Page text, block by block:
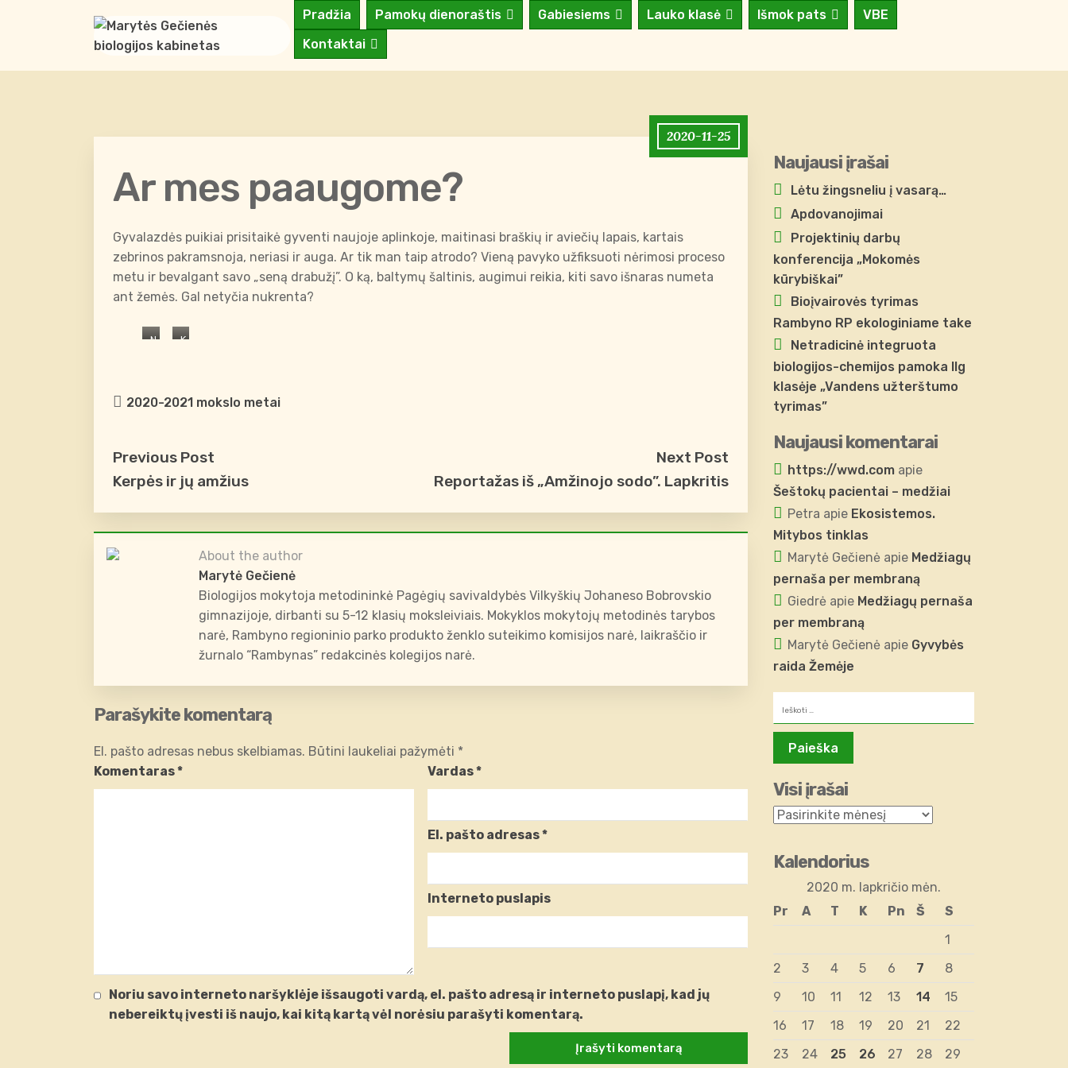
Pradžia Pamokų dienoraštis Gabiesiems Lauko klasė Išmok pats
VBE
Kontaktai
2020-11-25
Ar mes paaugome?
Gyvalazdės puikiai prisitaikė gyventi naujoje aplinkoje, maitinasi braškių ir aviečių lapais, kartais
zebrinos pakramsnoja, neriasi ir auga. Ar tik man taip atrodo? Vieną pavyko užfiksuoti nėrimosi proceso
metu ir bevalgant savo „seną drabužį”. O ką, baltymų šaltinis, augimui reikia, kiti savo išnaras numeta
ant žemės. Gal netyčia nukrenta?
Nėrimasis Kūnas 5 cm ilgio.
2020-2021 mokslo metai
Previous Post
Kerpės ir jų amžius
Next Post
Reportažas iš „Amžinojo sodo”. Lapkritis
About the author
Marytė Gečienė
Biologijos mokytoja metodininkė Pagėgių savivaldybės Vilkyškių Johaneso Bobrovskio
gimnazijoje, dirbanti su 5-12 klasių moksleiviais. Mokyklos mokytojų metodinės tarybos
narė, Rambyno regioninio parko produkto ženklo suteikimo komisijos narė, laikraščio ir
žurnalo “Rambynas” redakcinės kolegijos narė.
Parašykite komentarą
El. pašto adresas nebus skelbiamas. Būtini laukeliai pažymėti *
Komentaras* Vardas*
El. pašto adresas*
Interneto puslapis
Noriu savo interneto naršyklėje išsaugoti vardą, el. pašto adresą ir interneto puslapį, kad jų
nebereiktų įvesti iš naujo, kai kitą kartą vėl norėsiu parašyti komentarą.
Naujausi įrašai
Lėtu žingsneliu į vasarą…
Apdovanojimai
Projektinių darbų
konferencija „Mokomės
kūrybiškai”
Bioįvairovės tyrimas
Rambyno RP ekologiniame take
Netradicinė integruota
biologijos-chemijos pamoka IIg
klasėje „Vandens užterštumo
tyrimas”
Naujausi komentarai
https://wwd.com apie
Šeštokų pacientai – medžiai
Petra apie Ekosistemos.
Mitybos tinklas
Marytė Gečienė apie Medžiagų
pernaša per membraną
Giedrė apie Medžiagų pernaša
per membraną
Marytė Gečienė apie Gyvybės
raida Žemėje
Visi įrašai
Kalendorius
2020 m. lapkričio mėn.
Pr
A T K Pn Š
S
1
2
3 4 5 6 7
8
9
10 11 12 13 14
15
16
17 18 19 20 21
22
23
24 25 26 27 28 29